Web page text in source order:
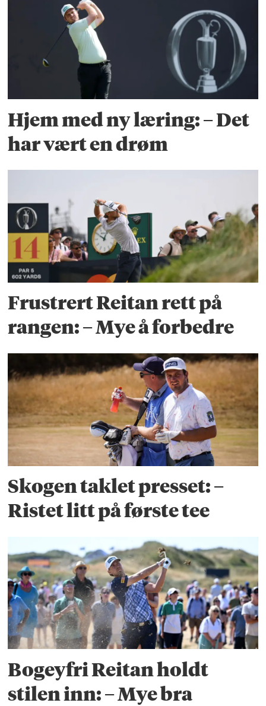
Hjem med ny læring: – Det
har vært en drøm
Frustrert Reitan rett på
rangen: – Mye å forbedre
Skogen taklet presset: –
Ristet litt på første tee
Bogeyfri Reitan holdt
stilen inn: – Mye bra